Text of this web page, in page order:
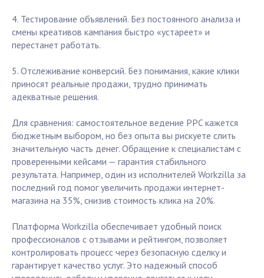
4. Тестирование объявлений. Без постоянного анализа и
смены креативов кампания быстро «устареет» и
перестанет работать.
5. Отслеживание конверсий. Без понимания, какие клики
приносят реальные продажи, трудно принимать
адекватные решения.
Для сравнения: самостоятельное ведение PPC кажется
бюджетным выбором, но без опыта вы рискуете слить
значительную часть денег. Обращение к специалистам с
проверенными кейсами — гарантия стабильного
результата. Например, один из исполнителей Workzilla за
последний год помог увеличить продажи интернет-
магазина на 35%, снизив стоимость клика на 20%.
Платформа Workzilla обеспечивает удобный поиск
профессионалов с отзывами и рейтингом, позволяет
контролировать процесс через безопасную сделку и
гарантирует качество услуг. Это надежный способ